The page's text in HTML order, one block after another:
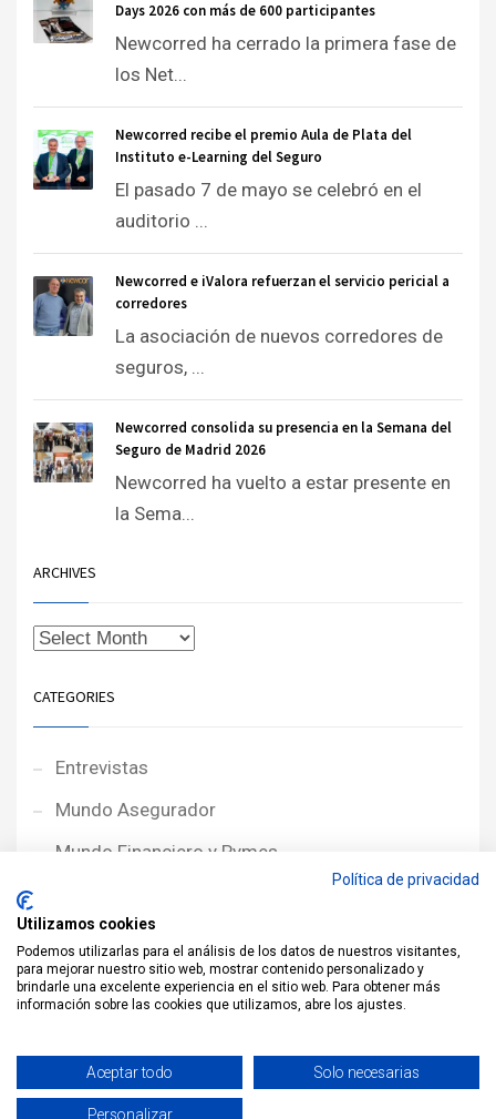
Days 2026 con más de 600 participantes
Newcorred ha cerrado la primera fase de
los Net...
Newcorred recibe el premio Aula de Plata del
Instituto e-Learning del Seguro
El pasado 7 de mayo se celebró en el
auditorio ...
Newcorred e iValora refuerzan el servicio pericial a
corredores
La asociación de nuevos corredores de
seguros, ...
Newcorred consolida su presencia en la Semana del
Seguro de Madrid 2026
Newcorred ha vuelto a estar presente en
la Sema...
ARCHIVES
CATEGORIES
Entrevistas
Mundo Asegurador
Mundo Financiero y Pymes
Noticias NewcorRED
Protagonistas
Sin categoría
Política de privacidad
Utilizamos cookies
Podemos utilizarlas para el análisis de los datos de nuestros visitantes,
para mejorar nuestro sitio web, mostrar contenido personalizado y
brindarle una excelente experiencia en el sitio web. Para obtener más
información sobre las cookies que utilizamos, abre los ajustes.
Aceptar todo Solo necesarias
Personalizar